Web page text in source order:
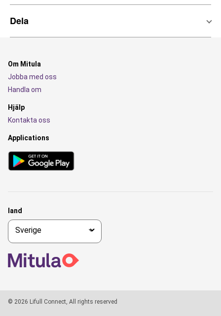
Dela
Om Mitula
Jobba med oss
Handla om
Hjälp
Kontakta oss
Applications
land
© 2026 Lifull Connect, All rights reserved